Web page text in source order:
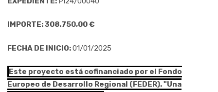
IMPORTE: 308.750,00 €
FECHA DE INICIO:01/01/2025
Este proyecto está cofinanciado por el Fondo
Europeo de Desarrollo Regional (FEDER). "Una